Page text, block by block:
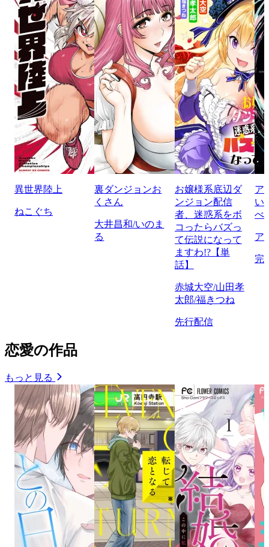
異世界陸上
ねこぐち
裏ダンジョンお
くさん
大井昌和/いのま
る
お嬢様系底辺ダ
ンジョン配信
者、迷惑系をボ
コったらバズっ
て伝説になって
ますわ!?【単
話】
赤城大空/山田孝
太郎/福きつね
先行配信
ア
い
べ
ア
完
恋愛の作品
もっと見る